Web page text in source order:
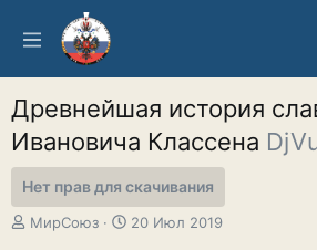
Древнейшая история
Ивановича Классена
Нет прав для скачивания
А
МирСоюз
Д
20 Июл 2019